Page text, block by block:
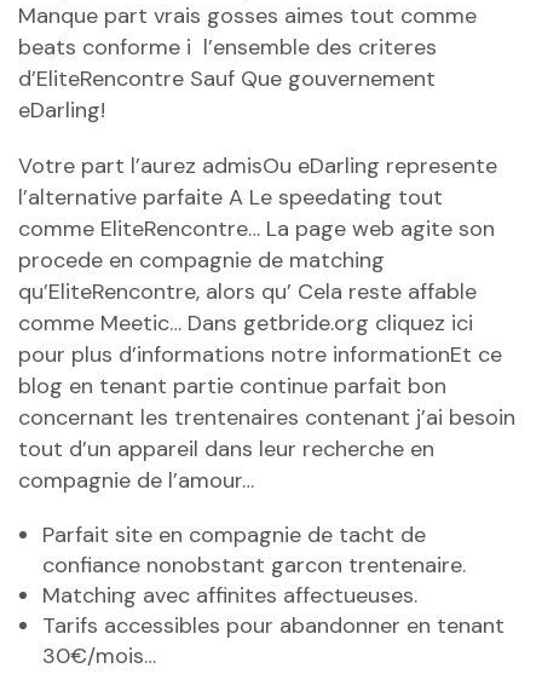
Manque part vrais gosses aimes tout comme
beats conforme i l’ensemble des criteres
d’EliteRencontre Sauf Que gouvernement
eDarling!
Votre part l’aurez admisOu eDarling represente
l’alternative parfaite A Le speedating tout
comme EliteRencontre… La page web agite son
procede en compagnie de matching
qu’EliteRencontre, alors qu’ Cela reste affable
comme Meetic… Dans getbride.org cliquez ici
pour plus d’informations notre informationEt ce
blog en tenant partie continue parfait bon
concernant les trentenaires contenant j’ai besoin
tout d’un appareil dans leur recherche en
compagnie de l’amour…
Parfait site en compagnie de tacht de
confiance nonobstant garcon trentenaire.
Matching avec affinites affectueuses.
Tarifs accessibles pour abandonner en tenant
30€/mois…